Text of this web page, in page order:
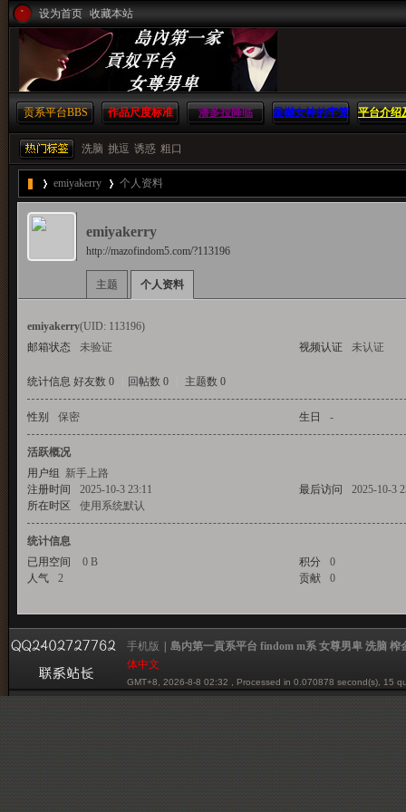
设为首页 收藏本站
贡系平台BBS 作品尺度标准 潘多拉降临 星樾女神的牢笼
平台介绍
方法
洗脑 挑逗 诱惑 粗口
島
第
一
貢
›
emiyakerry 个人资料
emiyakerry
http://mazofindom5.com/?113196
主题 个人资料
emiyakerry(UID: 113196)
邮箱状态
未验证 视频认证 未认证
统计信息 好友数 0 回帖数 0 主题数 0
性别 保密 生日 -
活跃概况
用户组 新手上路
注册时间
2025-10-3 23:11 最后访问
2025-10-3
所在时区
使用系统默认
统计信息
已用空间
0 B 积分
0
人气
2 贡献 0
手机版
島内第一貢系平台 findom m系 女尊男卑 洗脑
体中文
GMT+8, 2026-8-8 02:32 , Processed in 0.070878 second(s), 15